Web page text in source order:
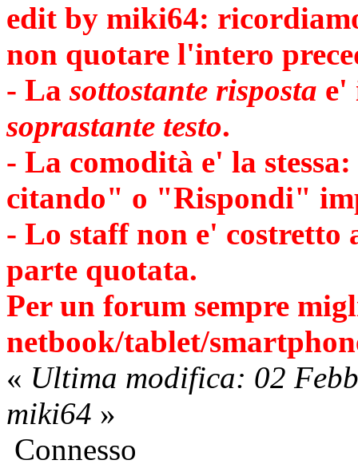
edit by miki64:
non quotare l'intero
- Lasottostante risposta e'
soprastante testo.
- La comodità e' la
citando" o "Rispondi"
- Lo staff non e' costretto
parte quotata.
Per un forum sempre
netbook/tablet/
« Ultima modifica: 02
miki64 »
Connesso